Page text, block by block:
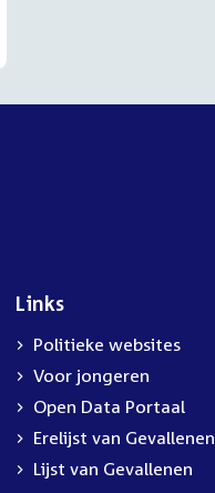
Links
Politieke websites
Voor jongeren
Open Data Portaal
Erelijst van Gevallenen
Lijst van Gevallenen